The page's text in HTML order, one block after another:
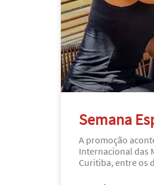
Semana
A promoção
Internacional das
Curitiba, entre os